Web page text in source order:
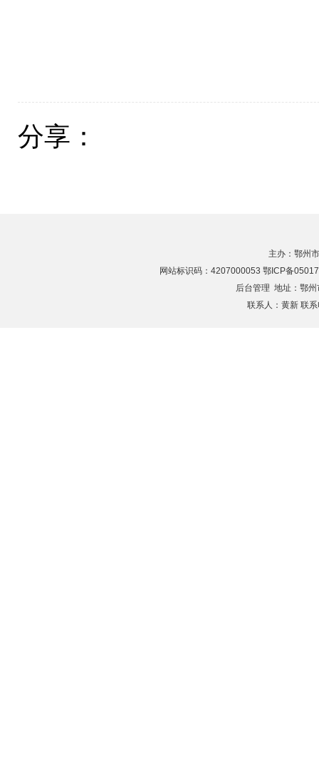
分享：
主办：鄂州
网站标识码：4207000053 鄂ICP备
后台管理 地址：鄂
联系人：黄新 联